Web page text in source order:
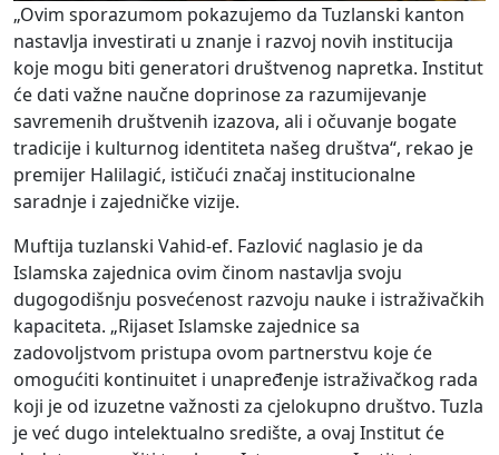
„Ovim sporazumom pokazujemo da Tuzlanski kanton
nastavlja investirati u znanje i razvoj novih institucija
koje mogu biti generatori društvenog napretka. Institut
će dati važne naučne doprinose za razumijevanje
savremenih društvenih izazova, ali i očuvanje bogate
tradicije i kulturnog identiteta našeg društva“, rekao je
premijer Halilagić, ističući značaj institucionalne
saradnje i zajedničke vizije.
Muftija tuzlanski Vahid-ef. Fazlović naglasio je da
Islamska zajednica ovim činom nastavlja svoju
dugogodišnju posvećenost razvoju nauke i istraživačkih
kapaciteta. „Rijaset Islamske zajednice sa
zadovoljstvom pristupa ovom partnerstvu koje će
omogućiti kontinuitet i unapređenje istraživačkog rada
koji je od izuzetne važnosti za cjelokupno društvo. Tuzla
je već dugo intelektualno središte, a ovaj Institut će